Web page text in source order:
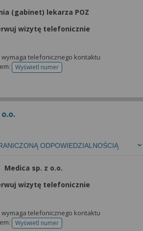
(gabinet) lekarza POZ
wizytę telefonicznie
telefonicznego kontaktu
Wyświetl numertelefonu do rejestracji
ODPOWIEDZIALNOŚCIĄ
Medica sp. z o.o.
wizytę telefonicznie
telefonicznego kontaktu
Wyświetl numertelefonu do rejestracji